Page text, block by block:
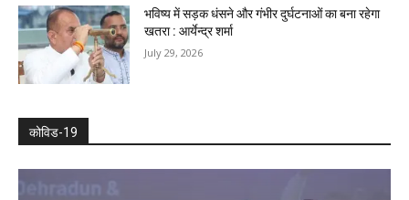
भविष्य में सड़क धंसने और गंभीर दुर्घटनाओं का बना रहेगा
खतरा : आर्येन्द्र शर्मा
July 29, 2026
कोविड-19